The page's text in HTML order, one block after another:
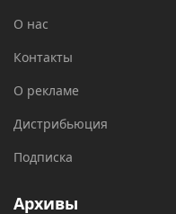
О нас
Контакты
О рекламе
Дистрибьюция
Подписка
Архивы